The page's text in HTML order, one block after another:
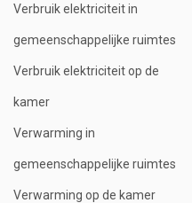
Verbruik elektriciteit in
gemeenschappelijke ruimtes
Verbruik elektriciteit op de
kamer
Verwarming in
gemeenschappelijke ruimtes
Verwarming op de kamer